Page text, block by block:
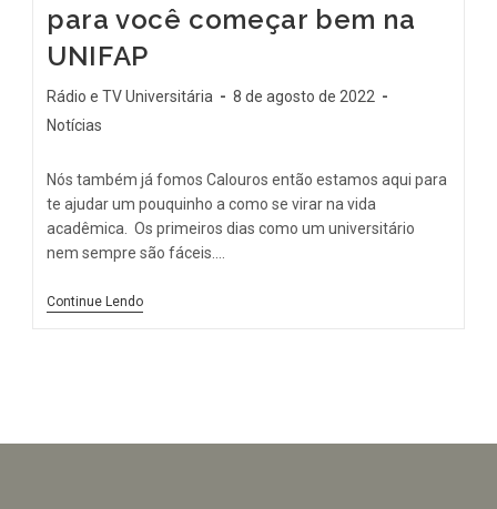
para você começar bem na
UNIFAP
Rádio e TV Universitária
8 de agosto de 2022
Notícias
Nós também já fomos Calouros então estamos aqui para
te ajudar um pouquinho a como se virar na vida
acadêmica. Os primeiros dias como um universitário
nem sempre são fáceis.…
Continue Lendo